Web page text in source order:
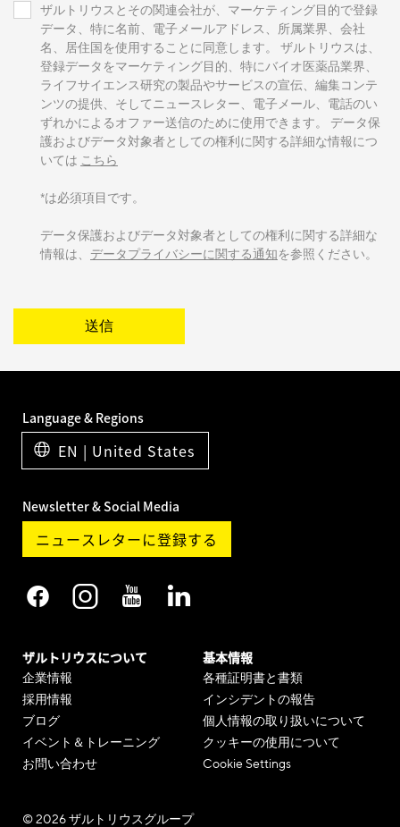
ザルトリウスとその関連会社が、マーケティング目的で登録
データ、特に名前、電子メールアドレス、所属業界、会社
名、居住国を使用することに同意します。 ザルトリウスは、
登録データをマーケティング目的、特にバイオ医薬品業界、
ライフサイエンス研究の製品やサービスの宣伝、編集コンテ
ンツの提供、そしてニュースレター、電子メール、電話のい
ずれかによるオファー送信のために使用できます。 データ保
護およびデータ対象者としての権利に関する詳細な情報につ
いては こちら
*は必須項目です。
データ保護およびデータ対象者としての権利に関する詳細な
情報は、 データプライバシーに関する通知を参照ください。
送信
ザルトリウスについて
企業情報
採用情報
ブログ
イベント＆トレーニング
お問い合わせ
基本情報
各種証明書と書類
インシデントの報告
個人情報の取り扱いについて
クッキーの使用について
Cookie Settings
Language & Regions
EN | United States
Newsletter & Social Media
ニュースレターに登録する
© 2026 ザルトリウスグループ